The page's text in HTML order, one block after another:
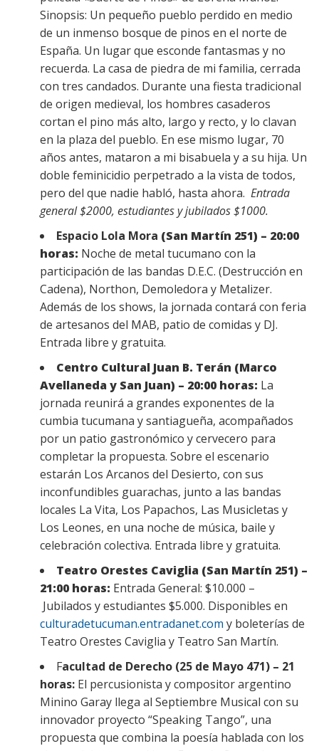
Sinopsis: Un pequeño pueblo perdido en medio
de un inmenso bosque de pinos en el norte de
España. Un lugar que esconde fantasmas y no
recuerda. La casa de piedra de mi familia, cerrada
con tres candados. Durante una fiesta tradicional
de origen medieval, los hombres casaderos
cortan el pino más alto, largo y recto, y lo clavan
en la plaza del pueblo. En ese mismo lugar, 70
años antes, mataron a mi bisabuela y a su hija. Un
doble feminicidio perpetrado a la vista de todos,
pero del que nadie habló, hasta ahora. Entrada
general $2000, estudiantes y jubilados $1000.
Espacio Lola Mora (San Martín 251) – 20:00
horas: Noche de metal tucumano con la
participación de las bandas D.E.C. (Destrucción en
Cadena), Northon, Demoledora y Metalizer.
Además de los shows, la jornada contará con feria
de artesanos del MAB, patio de comidas y DJ.
Entrada libre y gratuita.
Centro Cultural Juan B. Terán (Marco
Avellaneda y San Juan) – 20:00 horas: La
jornada reunirá a grandes exponentes de la
cumbia tucumana y santiagueña, acompañados
por un patio gastronómico y cervecero para
completar la propuesta. Sobre el escenario
estarán Los Arcanos del Desierto, con sus
inconfundibles guarachas, junto a las bandas
locales La Vita, Los Papachos, Las Musicletas y
Los Leones, en una noche de música, baile y
celebración colectiva. Entrada libre y gratuita.
Teatro Orestes Caviglia (San Martín 251) –
21:00 horas: Entrada General: $10.000 –
Jubilados y estudiantes $5.000. Disponibles en
culturadetucuman.entradanet.com y boleterías de
Teatro Orestes Caviglia y Teatro San Martín.
Facultad de Derecho (25 de Mayo 471) – 21
horas: El percusionista y compositor argentino
Minino Garay llega al Septiembre Musical con su
innovador proyecto “Speaking Tango”, una
propuesta que combina la poesía hablada con los